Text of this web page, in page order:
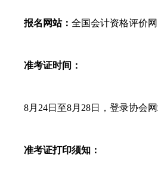
报名网站： 全国会计资格评价网
准考证时间：
8月24日至8月28日，登录协会网
准考证打印须知：